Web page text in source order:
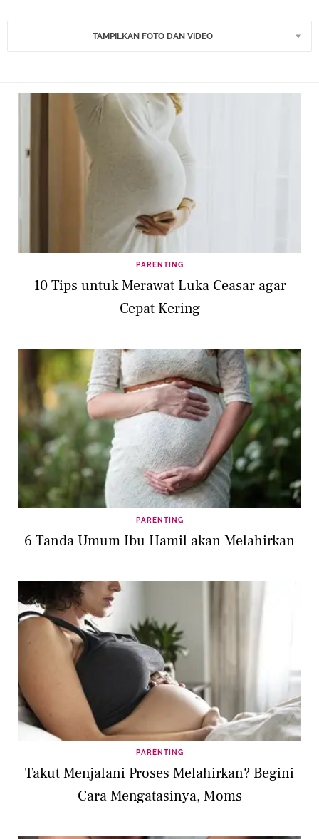
TAMPILKAN FOTO DAN VIDEO
PARENTING
10 Tips untuk Merawat Luka Ceasar agar
Cepat Kering
PARENTING
6 Tanda Umum Ibu Hamil akan Melahirkan
PARENTING
Takut Menjalani Proses Melahirkan? Begini
Cara Mengatasinya, Moms